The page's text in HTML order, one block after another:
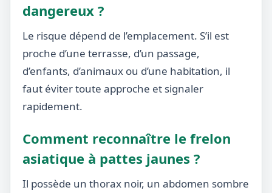
dangereux ?
Le risque dépend de l’emplacement. S’il est
proche d’une terrasse, d’un passage,
d’enfants, d’animaux ou d’une habitation, il
faut éviter toute approche et signaler
rapidement.
Comment reconnaître le frelon
asiatique à pattes jaunes ?
Il possède un thorax noir, un abdomen sombre